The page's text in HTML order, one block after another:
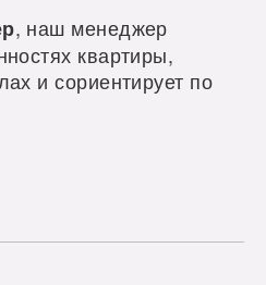
, наш менеджер
квартиры,
и сориентирует по